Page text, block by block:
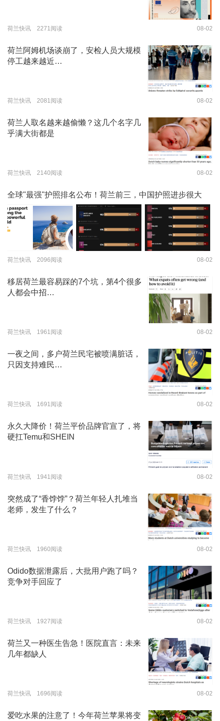
荷兰快讯 2271阅读 08-02
荷兰阿姆机场谈崩了，安检人员大规模
停工越来越近…
荷兰快讯 2081阅读 08-02
荷兰人取名越来越偷懒？这几个名字几
乎满大街都是
荷兰快讯 2140阅读 08-02
全球"最强"护照排名公布！荷兰前三，中国护照进步很大
荷兰快讯 2096阅读 08-02
移居荷兰最容易踩的7个坑，第4个很多
人都会中招…
荷兰快讯 1961阅读 08-02
一夜之间，多户荷兰民宅被喷满脏话，
只因支持难民…
荷兰快讯 1691阅读 08-02
永久大降价！荷兰平价品牌官宣了，将
硬扛Temu和SHEIN
荷兰快讯 1941阅读 08-02
突然成了“香饽饽”？荷兰年轻人扎堆当
老师，发生了什么？
荷兰快讯 1960阅读 08-02
Odido数据泄露后，大批用户跑了吗？
竞争对手回应了
荷兰快讯 1927阅读 08-02
荷兰又一种医生告急！医院直言：未来
几年都缺人
荷兰快讯 1696阅读 08-02
爱吃水果的注意了！今年荷兰苹果将变